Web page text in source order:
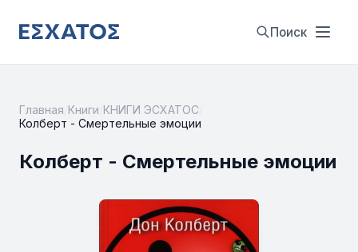
Поиск
Главная Книги КНИГИ ЭСХАТОС
Колберт - Смертельные эмоции
Колберт - Смертельные эмоции